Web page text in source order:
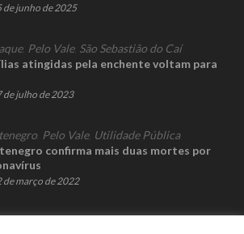
de junho de 2025
, Pelo Vale, São Sebastião do Caí
atingidas pela enchente voltam para
de julho de 2023
Pelo Vale, Utilidade Pública
confirma mais duas mortes por
de março de 2022